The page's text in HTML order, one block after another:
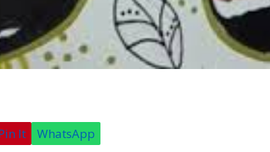
It WhatsApp